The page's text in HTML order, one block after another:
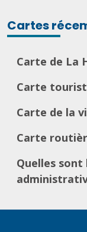
Cartes
Carte de La
Carte
Carte de la
Carte
Quelles sont